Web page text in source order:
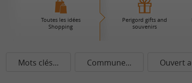
Toutes les idées
Shopping
Perigord gifts and
souvenirs
Mots clés... Commune... Ouvert